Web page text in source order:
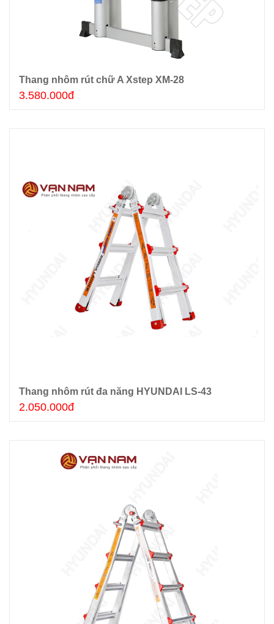
Thêm giỏ hàng
Thang nhôm rút chữ A Xstep XM-28
3.580.000đ
Thêm giỏ hàng
Thang nhôm rút đa năng HYUNDAI LS-43
2.050.000đ